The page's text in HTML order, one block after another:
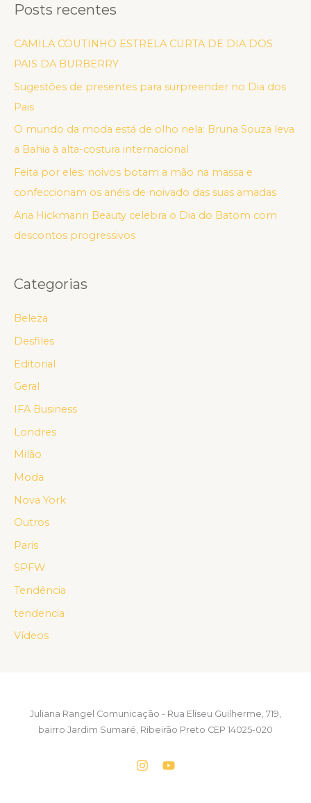
Posts recentes
CAMILA COUTINHO ESTRELA CURTA DE DIA DOS
PAIS DA BURBERRY
Sugestões de presentes para surpreender no Dia dos
Pais
O mundo da moda está de olho nela: Bruna Souza leva
a Bahia à alta-costura internacional
Feita por eles: noivos botam a mão na massa e
confeccionam os anéis de noivado das suas amadas
Ana Hickmann Beauty celebra o Dia do Batom com
descontos progressivos
Categorias
Beleza
Desfiles
Editorial
Geral
IFA Business
Londres
Milão
Moda
Nova York
Outros
Paris
SPFW
Tendência
tendencia
Vídeos
Juliana Rangel Comunicação - Rua Eliseu Guilherme, 719,
bairro Jardim Sumaré, Ribeirão Preto CEP 14025-020